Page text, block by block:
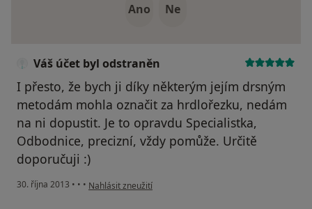
Ano Ne
Váš účet byl odstraněn
I přesto, že bych ji díky některým jejím drsným
metodám mohla označit za hrdlořezku, nedám
na ni dopustit. Je to opravdu Specialistka,
Odbodnice, precizní, vždy pomůže. Určitě
doporučuji :)
30. října 2013 • • • podle názoru uživatele Váš účet byl odstraněn
Nahlásit zneužití